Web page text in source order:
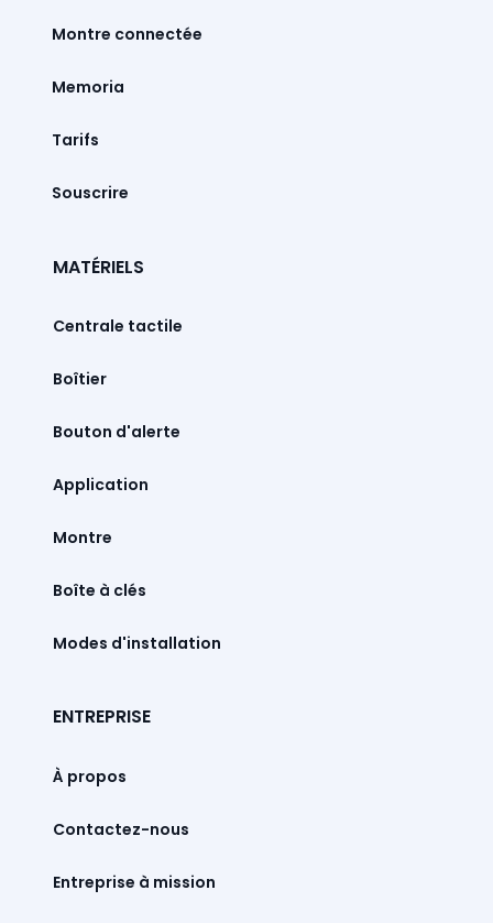
Montre connectée
Memoria
Tarifs
Souscrire
MATÉRIELS
Centrale tactile
Boîtier
Bouton d'alerte
Montre
Boîte à clés
Modes d'installation
ENTREPRISE
À propos
Contactez-nous
Entreprise à mission